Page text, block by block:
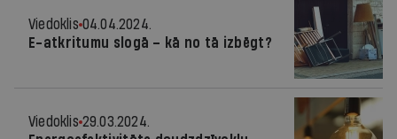
Viedoklis 04.04.2024.
E-atkritumu slogā – kā no tā izbēgt?
Viedoklis 29.03.2024.